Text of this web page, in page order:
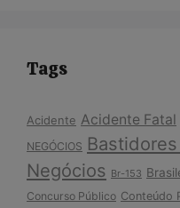
Tags
Acidente Acidente Fatal
NEGÓCIOS
Negócios Br-153
Concurso Público Conteúdo